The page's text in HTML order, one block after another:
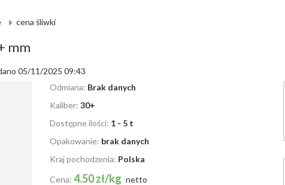
cena śliwki
mm
05/11/2025 09:43
Odmiana: Brak danych
Kaliber: 30+
Dostępne ilości: 1 - 5 t
Opakowanie: brak danych
Kraj pochodzenia: Polska
Cena: 4.50 zł/kg netto